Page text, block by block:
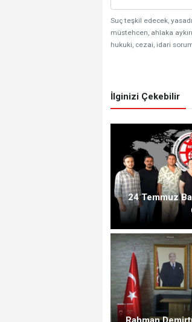
Suç teşkil edecek,
müstehcen, ahlaka
hukuki, cezai, idari
İlginizi Çekebilir
24 Temmuz